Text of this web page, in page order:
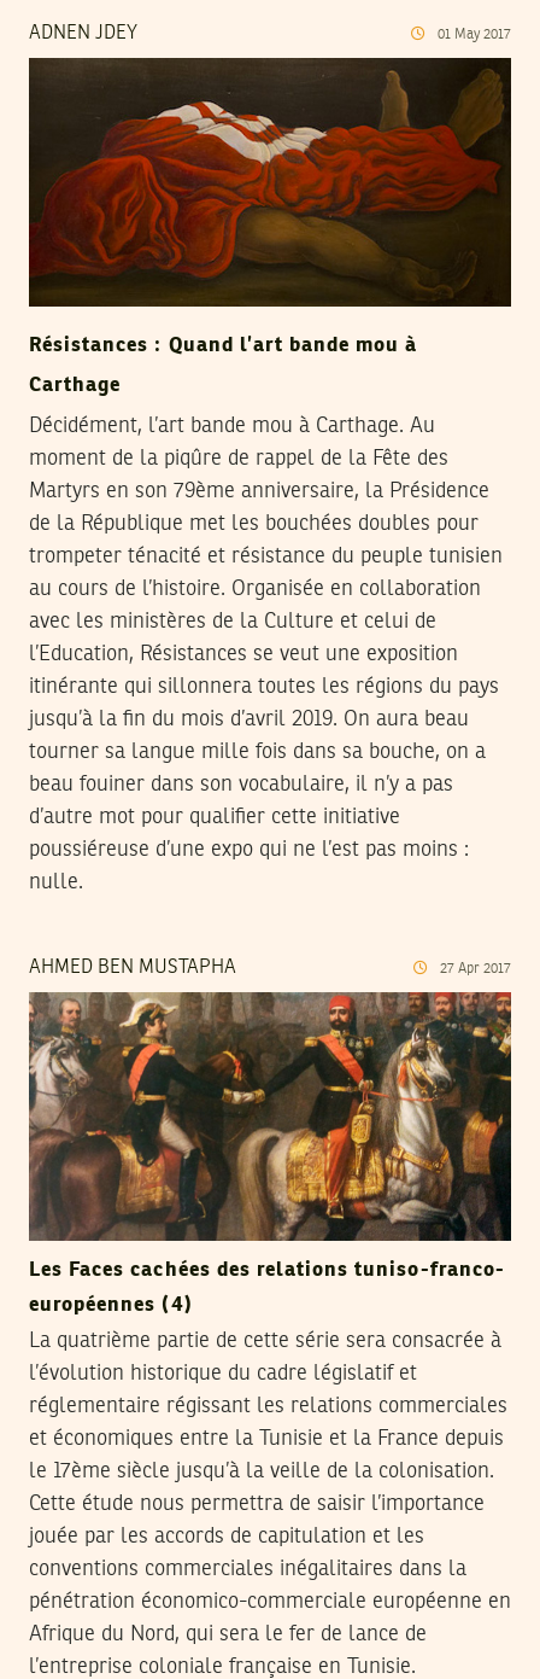
ADNEN JDEY 01 May 2017
Résistances : Quand l’art bande mou à
Carthage
Décidément, l’art bande mou à Carthage. Au
moment de la piqûre de rappel de la Fête des
Martyrs en son 79ème anniversaire, la Présidence
de la République met les bouchées doubles pour
trompeter ténacité et résistance du peuple tunisien
au cours de l’histoire. Organisée en collaboration
avec les ministères de la Culture et celui de
l’Education, Résistances se veut une exposition
itinérante qui sillonnera toutes les régions du pays
jusqu’à la fin du mois d’avril 2019. On aura beau
tourner sa langue mille fois dans sa bouche, on a
beau fouiner dans son vocabulaire, il n’y a pas
d’autre mot pour qualifier cette initiative
poussiéreuse d’une expo qui ne l’est pas moins :
nulle.
AHMED BEN MUSTAPHA 27 Apr 2017
Les Faces cachées des relations tuniso-franco-
européennes (4)
La quatrième partie de cette série sera consacrée à
l’évolution historique du cadre législatif et
réglementaire régissant les relations commerciales
et économiques entre la Tunisie et la France depuis
le 17ème siècle jusqu’à la veille de la colonisation.
Cette étude nous permettra de saisir l’importance
jouée par les accords de capitulation et les
conventions commerciales inégalitaires dans la
pénétration économico-commerciale européenne en
Afrique du Nord, qui sera le fer de lance de
l’entreprise coloniale française en Tunisie.